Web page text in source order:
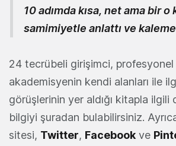
10 adımda kısa, net ama bir
samimiyetle anlattı ve kaleme
24 tecrübeli girişimci, profesyonel
akademisyenin kendi alanları ile
görüşlerinin yer aldığı kitapla ilgili
bilgiyi şuradan bulabilirsiniz.
sitesi, Twitter, Facebook ve